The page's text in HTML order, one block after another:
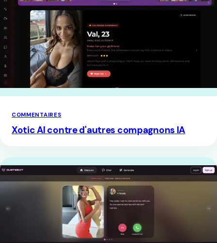
COMMENTAIRES
Xotic AI contre d'autres compagnons IA